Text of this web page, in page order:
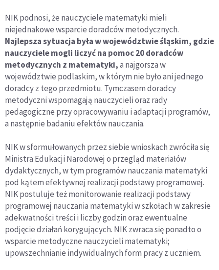
NIK podnosi, że nauczyciele matematyki mieli
niejednakowe wsparcie doradców metodycznych.
Najlepsza sytuacja była w województwie śląskim, gdzie
nauczyciele mogli liczyć na pomoc 20 doradców
metodycznych z matematyki,a najgorsza w
województwie podlaskim, w którym nie było ani jednego
doradcy z tego przedmiotu. Tymczasem doradcy
metodyczni wspomagają nauczycieli oraz rady
pedagogiczne przy opracowywaniu i adaptacji programów,
a następnie badaniu efektów nauczania.
NIK w sformułowanych przez siebie wnioskach zwróciła się
Ministra Edukacji Narodowej o przegląd materiałów
dydaktycznych, w tym programów nauczania matematyki
pod kątem efektywnej realizacji podstawy programowej.
NIK postuluje też monitorowanie realizacji podstawy
programowej nauczania matematyki w szkołach w zakresie
adekwatności treści i liczby godzin oraz ewentualne
podjęcie działań korygujących. NIK zwraca się ponadto o
wsparcie metodyczne nauczycieli matematyki;
upowszechnianie indywidualnych form pracy z uczniem.